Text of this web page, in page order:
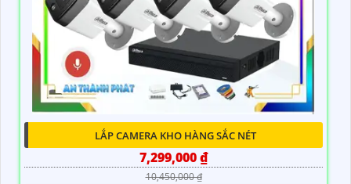
LẮP CAMERA KHO HÀNG SẮC NÉT
7,299,000 ₫
10,450,000 ₫